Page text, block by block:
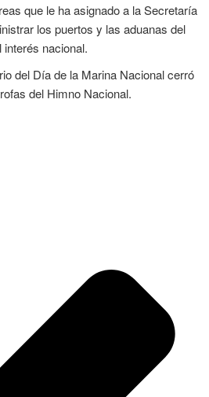
que le ha asignado a la Secretaría
los puertos y las aduanas del
nacional.
del Día de la Marina Nacional cerró
del Himno Nacional.